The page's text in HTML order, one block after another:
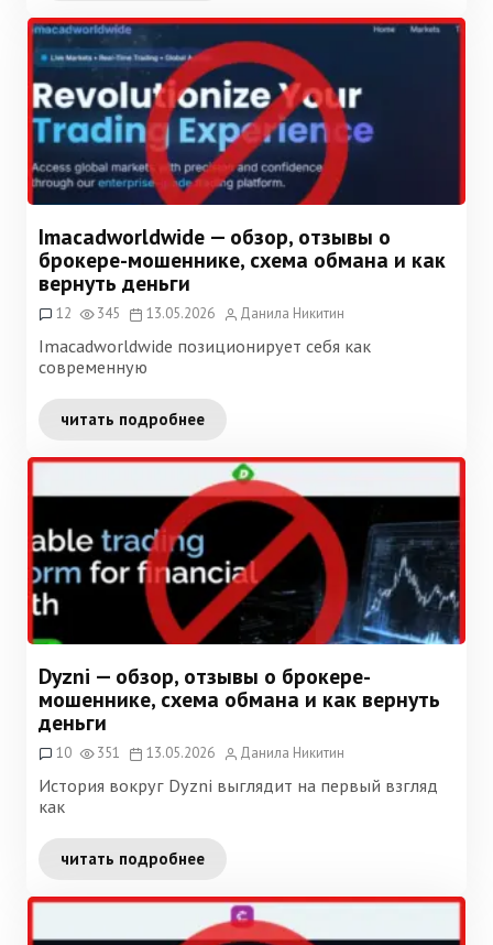
Imacadworldwide — обзор, отзывы о
брокере-мошеннике, схема обмана и как
вернуть деньги
12 345 13.05.2026 Данила Никитин
Imacadworldwide позиционирует себя как
современную
читать подробнее
Dyzni — обзор, отзывы о брокере-
мошеннике, схема обмана и как вернуть
деньги
10 351 13.05.2026 Данила Никитин
История вокруг Dyzni выглядит на первый взгляд
как
читать подробнее